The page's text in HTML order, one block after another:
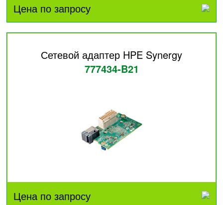
Цена по запросу
Сетевой адаптер HPE Synergy
777434-B21
Цена по запросу